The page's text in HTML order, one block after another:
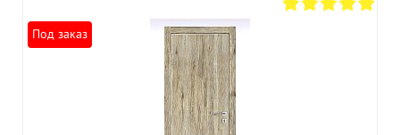
Под заказ